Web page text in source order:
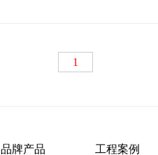
1
品牌产品 工程案例